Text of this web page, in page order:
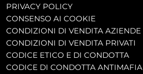
PRIVACY POLICY
CONSENSO AI COOKIE
CONDIZIONI DI VENDITA AZIENDE
CONDIZIONI DI VENDITA PRIVATI
CODICE ETICO E DI CONDOTTA
CODICE DI CONDOTTA ANTIMAFIA